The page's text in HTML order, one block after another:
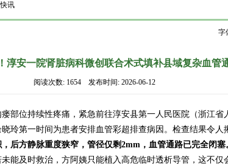
讯
字
淳安一院肾脏病科微创联合术式填补县域复杂血管
阅读次数: 1654 发布时间: 2026-06-12
部位持续性疼痛，紧急前往淳安县第一人民医院（浙江省
玲第一时间为患者安排血管彩超排查病因。检查结果令人
后方静脉重度狭窄，管径仅剩2mm，血管通路已完全闭塞
能及时救治，方阿姨只能植入高危临时透析导管，这不仅